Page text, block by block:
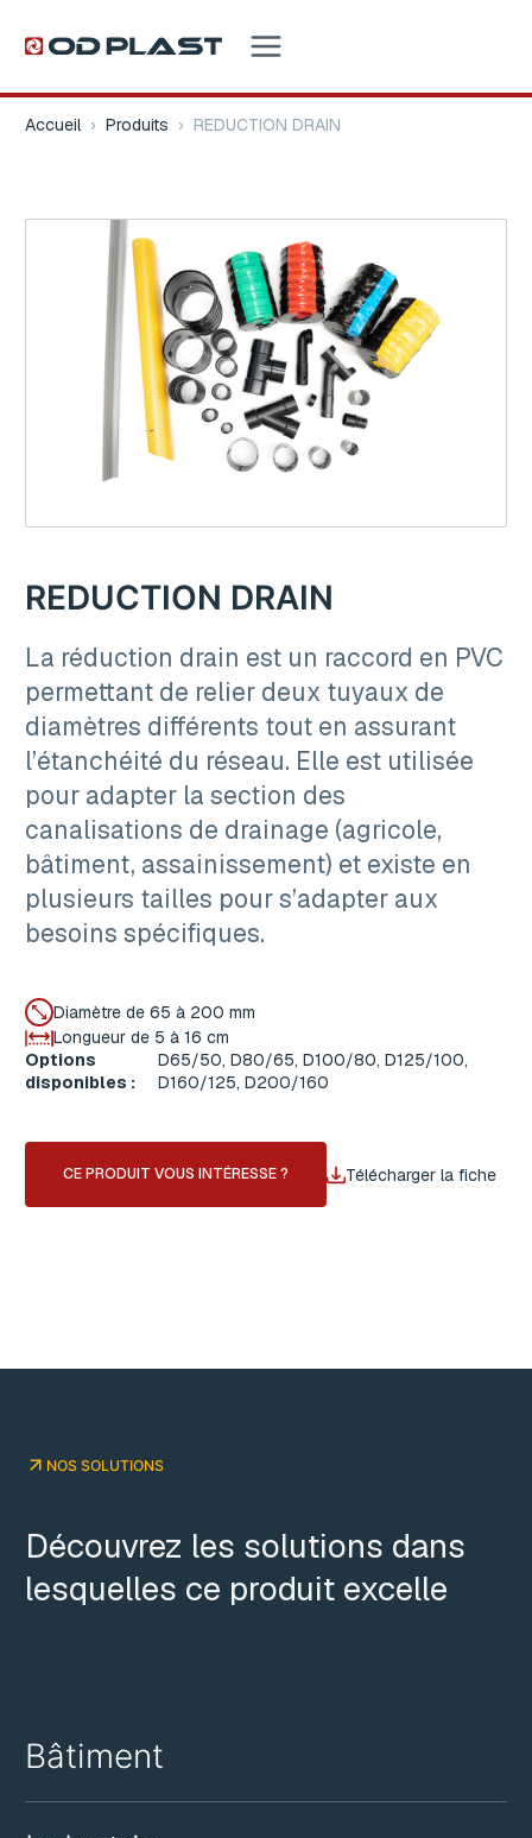
Accueil › Produits › REDUCTION DRAIN
REDUCTION DRAIN
La réduction drain est un raccord en PVC
permettant de relier deux tuyaux de
diamètres différents tout en assurant
l’étanchéité du réseau. Elle est utilisée
pour adapter la section des
canalisations de drainage (agricole,
bâtiment, assainissement) et existe en
plusieurs tailles pour s’adapter aux
besoins spécifiques.
Diamètre de 65 à 200 mm
Longueur de 5 à 16 cm
Options
disponibles :
D65/50, D80/65, D100/80, D125/100,
D160/125, D200/160
CE PRODUIT VOUS INTÉRESSE ? Télécharger la fiche
NOS SOLUTIONS
Découvrez les solutions dans
lesquelles ce produit excelle
Bâtiment